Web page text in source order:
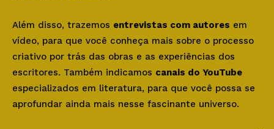
Além disso, trazemos entrevistas com autores em
vídeo, para que você conheça mais sobre o processo
criativo por trás das obras e as experiências dos
escritores. Também indicamos canais do YouTube
especializados em literatura, para que você possa se
aprofundar ainda mais nesse fascinante universo.